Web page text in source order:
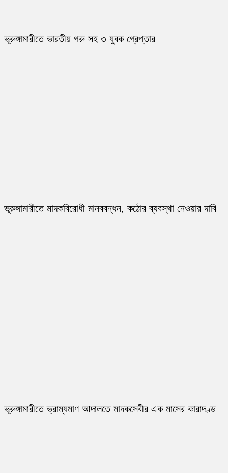
ভূরুঙ্গামারীতে ভারতীয় গরু সহ ৩ যুবক গ্রেপ্তার
ভূরুঙ্গামারীতে মাদকবিরোধী মানববন্ধন, কঠোর ব্যবস্থা নেওয়ার দাবি
ভূরুঙ্গামারীতে ভ্রাম্যমাণ আদালতে মাদকসেবীর এক মাসের কারাদণ্ড